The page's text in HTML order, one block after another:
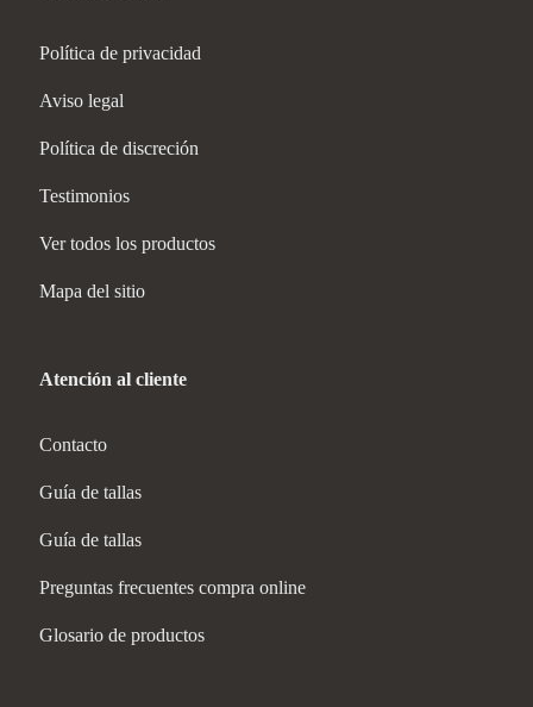
Política de privacidad
Aviso legal
Política de discreción
Testimonios
Ver todos los productos
Mapa del sitio
Atención al cliente
Contacto
Guía de tallas
Guía de tallas
Preguntas frecuentes compra online
Glosario de productos